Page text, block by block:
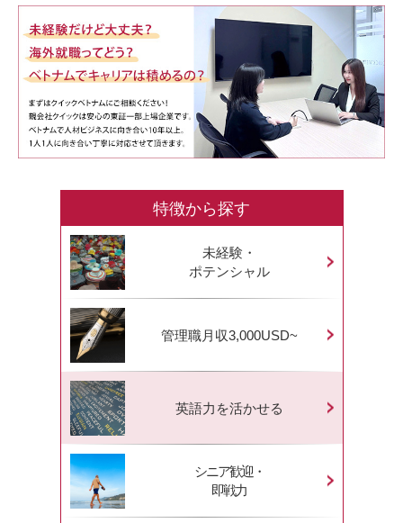
特徴から探す
未経験・
ポテンシャル
管理職月収3,000USD~
英語力を活かせる
シニア歓迎・
即戦力